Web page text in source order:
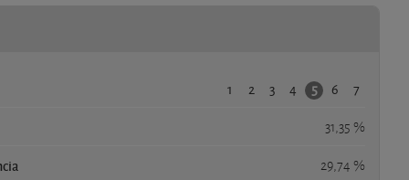
1 2 3 4 5 6 7
31,35 %
29,74 %